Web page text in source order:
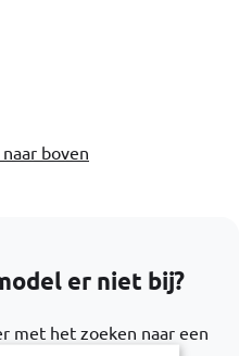
boven
er niet bij?
met het zoeken naar een